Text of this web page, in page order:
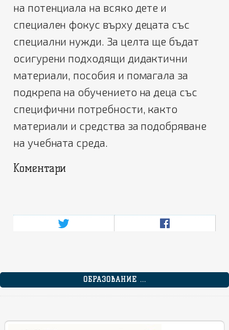
на потенциала на всяко дете и
специален фокус върху децата със
специални нужди. За целта ще бъдат
осигурени подходящи дидактични
материали, пособия и помагала за
подкрепа на обучението на деца със
специфични потребности, както
материали и средства за подобряване
на учебната среда.
Коментари
ОБРАЗОВАНИЕ ...